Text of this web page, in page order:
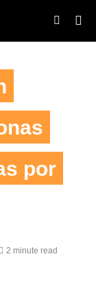
por
2 minute read